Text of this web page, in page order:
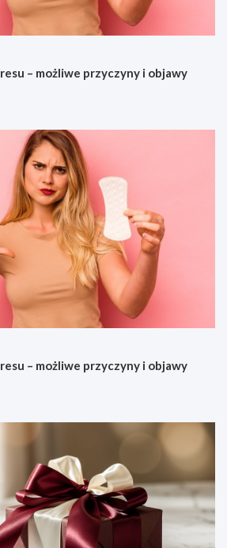
– możliwe przyczyny i objawy
– możliwe przyczyny i objawy